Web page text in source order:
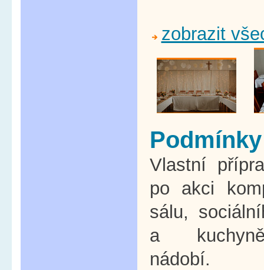
zobrazit
Vlastní
po akci
sálu,
a
nádobí.